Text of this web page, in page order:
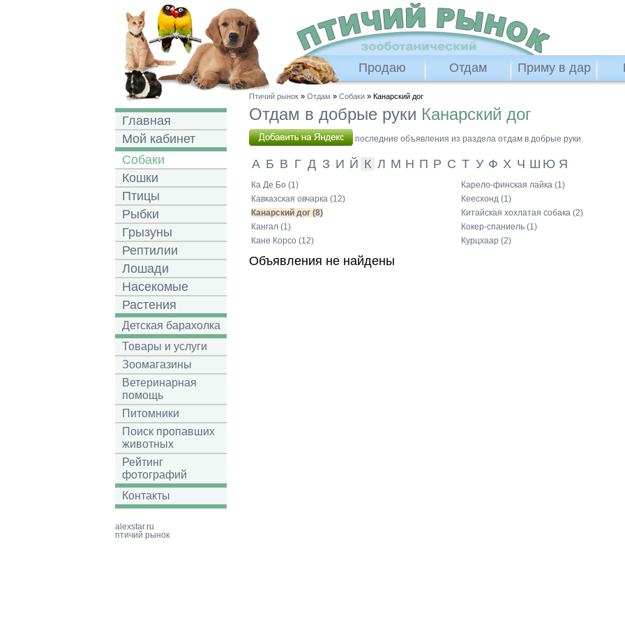
Продаю Отдам Приму в дар
Главная
Мой кабинет
Собаки
Кошки
Птицы
Рыбки
Грызуны
Рептилии
Лошади
Насекомые
Растения
Детская барахолка
Товары и услуги
Зоомагазины
Ветеринарная
помощь
Питомники
Поиск пропавших
животных
Рейтинг
фотографий
Контакты
Птичий рынок » Отдам » Собаки » Канарский дог
Отдам в добрые руки Канарский дог
последние объявления из раздела отдам в добрые руки.
А Б В Г Д З И Й К Л М Н П Р С Т У Ф Х Ч Ш Ю Я
Ка Де Бо (1)
Кавказская овчарка (12)
Канарский дог (8)
Кангал (1)
Кане Корсо (12)
Карело-финская лайка (1)
Кеесхонд (1)
Китайская хохлатая собака (2)
Кокер-спаниель (1)
Курцхаар (2)
Объявления не найдены
alexstar.ru
птичий рынок